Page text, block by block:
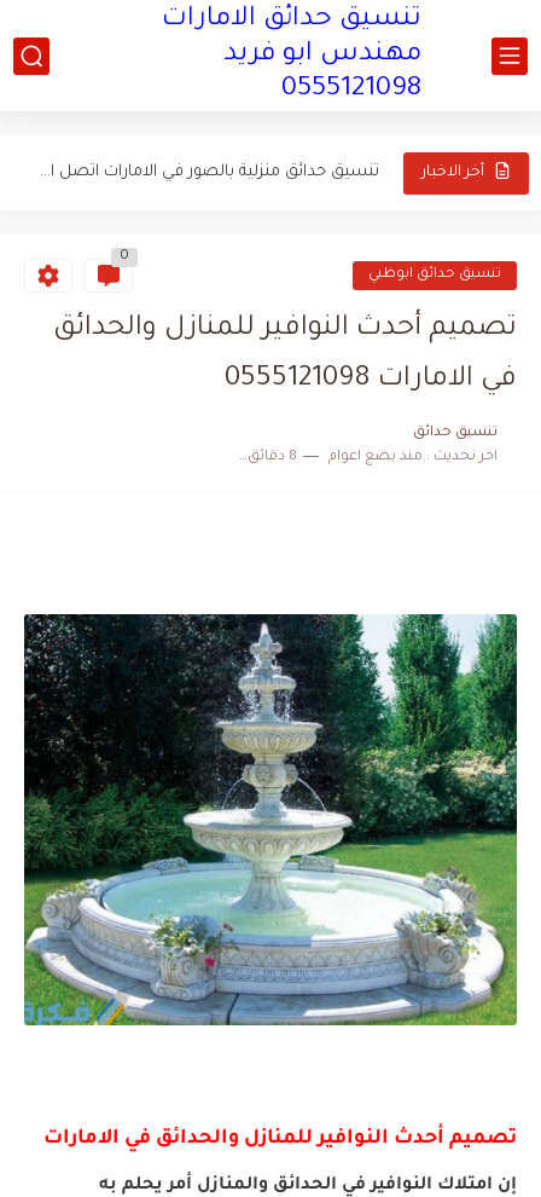
تنسيق حدائق الامارات
مهندس ابو فريد
0555121098
أخر الاخبار
قص الأشجار وإزالتها وتكريب وتلقيح النخيل بالامارات 0555121098
تصميم أحدث النوافير للمنازل والحدائق في الامارات 0555121098
تركيب العشب الطبيعي وعمل شبكات الري فى الامارات اتصل الان... تنسيق حدائق ابوظبي
0
تصميم أحدث النوافير للمنازل والحدائق
في الامارات 0555121098
تنسيق حدائق
اخر تحديث : منذ بضع اعوام 8 دقائق للقراءة
تصميم أحدث النوافير للمنازل والحدائق في الامارات
إن امتلاك النوافير في الحدائق والمنازل أمر يحلم به